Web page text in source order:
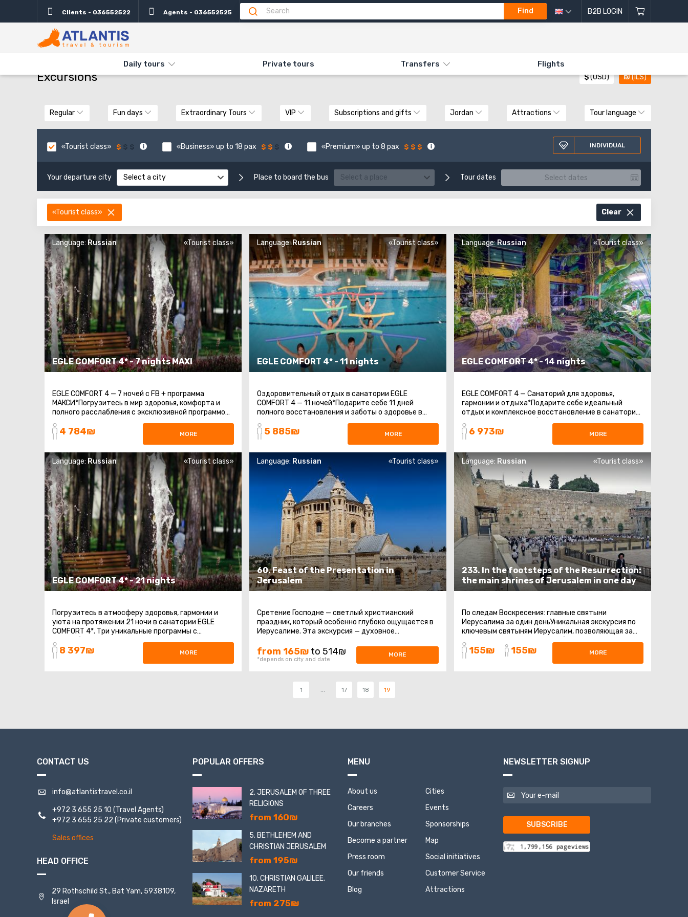
Clients - 036552522 Agents - 036552525 Find B2B LOGIN
Daily tours Private tours Transfers Flights
TYPES AND DIRECTIONS All directions of excursions
Excursions $(USD) ₪(ILS)
Regular Fun days Extraordinary Tours VIP Subscriptions and gifts Jordan Attractions Tour language
INDIVIDUAL
«Tourist class» «Business» up to 18 pax «Premium» up to 8 pax
Your departure city Select a city Place to board the bus Select a place Tour dates
«Tourist class» Clear
EGLE COMFORT 4* - 7 nights MAXI
Language: Russian «Tourist class»
EGLE COMFORT 4 — 7 ночей с FB + программа
МАКСИ*Погрузитесь в мир здоровья, комфорта и
полного расслабления с эксклюзивной программой
МАКСИ в EGLE COMFORT 4*. Эта программа
4 784₪ MORE
EGLE COMFORT 4* - 11 nights
Language:Russian «Tourist class»
Оздоровительный отдых в санатории EGLE
COMFORT 4 — 11 ночей*Подарите себе 11 дней
полного восстановления и заботы о здоровье в
одном из лучших санаториев Литвы — EGLE
5 885₪ MORE
EGLE COMFORT 4* - 14 nights
Language:Russian «Tourist class»
EGLE COMFORT 4 — Санаторий для здоровья,
гармонии и отдыха*Подарите себе идеальный
отдых и комплексное восстановление в санатории
EGLE COMFORT 4*. Выберите одну из трех программ
... 6 973₪ MORE
EGLE COMFORT 4* - 21 nights
Language: Russian «Tourist class»
Погрузитесь в атмосферу здоровья, гармонии и
уюта на протяжении 21 ночи в санатории EGLE
COMFORT 4*. Три уникальные программы с
разнообразными процедурами помогут вам
8 397₪ MORE
60. Feast of the Presentation in
Jerusalem
Language: Russian «Tourist class»
Сретение Господне — светлый христианский
праздник, который особенно глубоко ощущается в
Иерусалиме. Эта экскурсия — духовное
from 165₪ to 514₪
*depends on city and date
MORE
233. In the footsteps of the Resurrection:
the main shrines of Jerusalem in one day
Language: Russian «Tourist class»
По следам Воскресения: главные святыни
Иерусалима за один деньУникальная экскурсия по
ключевым святыням Иерусалим, позволяющая за
один день прикоснуться к событиям ...
155₪ 155₪ MORE
1 17 18 19
CONTACT US
info@atlantistravel.co.il
+972 3 655 25 10 (Travel Agents)
+972 3 655 25 22 (Private customers)
Sales offices
HEAD OFFICE
29 Rothschild St., Bat Yam, 5938109,
Israel
POPULAR OFFERS
2. JERUSALEM OF THREE
RELIGIONS
from 160₪
5. BETHLEHEM AND
CHRISTIAN JERUSALEM
from 195₪
10. CHRISTIAN GALILEE.
NAZARETH
from 275₪
MENU
About us
Careers
Our branches
Become a partner
Press room
Our friends
Blog
Cities
Events
Sponsorships
Map
Social initiatives
Customer Service
Attractions
NEWSLETTER SIGNUP
SUBSCRIBE